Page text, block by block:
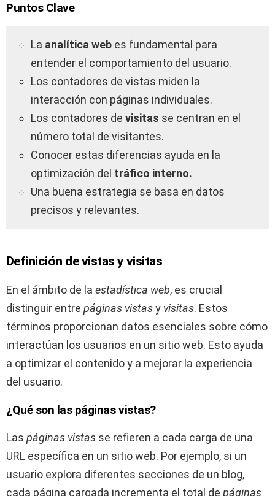
Puntos Clave
La analítica web es fundamental para
entender el comportamiento del usuario.
Los contadores de vistas miden la
interacción con páginas individuales.
Los contadores de visitas se centran en el
número total de visitantes.
Conocer estas diferencias ayuda en la
optimización del tráfico interno.
Una buena estrategia se basa en datos
precisos y relevantes.
Definición de vistas y visitas
En el ámbito de la estadística web, es crucial
distinguir entre páginas vistasy visitas. Estos
términos proporcionan datos esenciales sobre cómo
interactúan los usuarios en un sitio web. Esto ayuda
a optimizar el contenido y a mejorar la experiencia
del usuario.
¿Qué son las páginas vistas?
Las páginas vistas se refieren a cada carga de una
URL específica en un sitio web. Por ejemplo, si un
usuario explora diferentes secciones de un blog,
cada página cargada incrementa el total de páginas